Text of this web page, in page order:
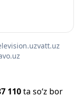
vatt.uz
110ta so‘z bor